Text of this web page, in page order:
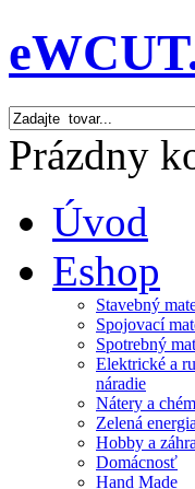
Prázdny
Úvod
Eshop
Stavebný
Spojovací
Spotrebný
Elektrické a
náradie
Nátery a
Zelená energia
Hobby a
Domácnosť
Hand Made